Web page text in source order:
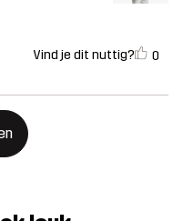
Vind je dit nuttig? 0